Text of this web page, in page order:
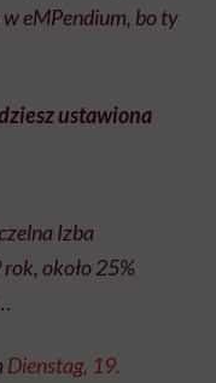
eMPendium, bo ty
ustawiona
Izba
około 25%
Dienstag, 19.